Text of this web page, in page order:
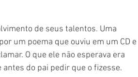
de seus talentos. Uma
um poema que ouviu em um CD e
O que ele não esperava era
do pai pedir que o fizesse.